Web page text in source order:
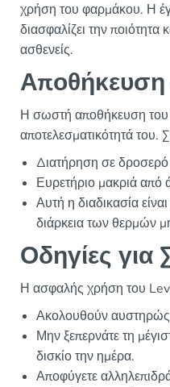
χρήση του φαρμάκου. Η
διασφαλίζει την ποιότητα
ασθενείς.
Αποθήκευση
Η σωστή αποθήκευση του
αποτελεσματικότητά του.
Διατήρηση σε δροσερό
Ευρετήριο μακριά
Αυτή η διαδικασία
διάρκεια των θερμών
Οδηγίες
Η ασφαλής χρήση του
Ακολουθούν αυστηρώς
Μην ξεπερνάτε τη
δισκίο την ημέρα.
Αποφύγετε